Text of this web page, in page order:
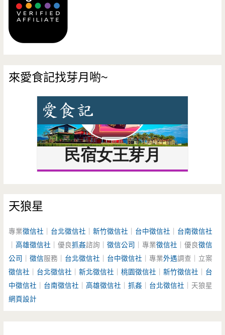
來愛食記找芽月喲~
天狼星
專業徵信社 台北徵信社 ｜新竹徵信社 台中徵信社
台南徵信社
｜高雄徵信社 ｜優良抓姦諮詢｜徵信公司 ｜專業徵信社 ｜優良徵信
公司
｜徵信服務｜ 台北徵信社 台中徵信社 ｜專業外遇調查｜立案
徵信社
台北徵信社 ｜新北徵信社 ｜桃園徵信社 ｜新竹徵信社
台
中徵信社
台南徵信社 ｜高雄徵信社 ｜抓姦 台北徵信社 ｜天狼星
網頁設計